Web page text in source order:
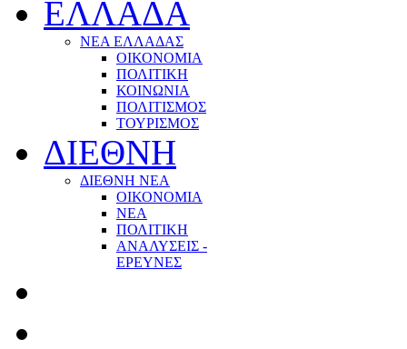
ΕΛΛΑΔΑ
ΝΕΑ ΕΛΛΑΔΑΣ
ΟΙΚΟΝΟΜΙΑ
ΠΟΛΙΤΙΚΗ
ΚΟΙΝΩΝΙΑ
ΠΟΛΙΤΙΣΜΟΣ
ΤΟΥΡΙΣΜΟΣ
ΔΙΕΘΝΗ
ΔΙΕΘΝΗ ΝΕΑ
ΟΙΚΟΝΟΜΙΑ
ΝΕΑ
ΠΟΛΙΤΙΚΗ
ΑΝΑΛΥΣΕΙΣ -
ΕΡΕΥΝΕΣ